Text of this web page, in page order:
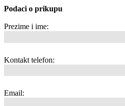
Podaci o prikupu
Prezime i ime:
Kontakt telefon:
Email: